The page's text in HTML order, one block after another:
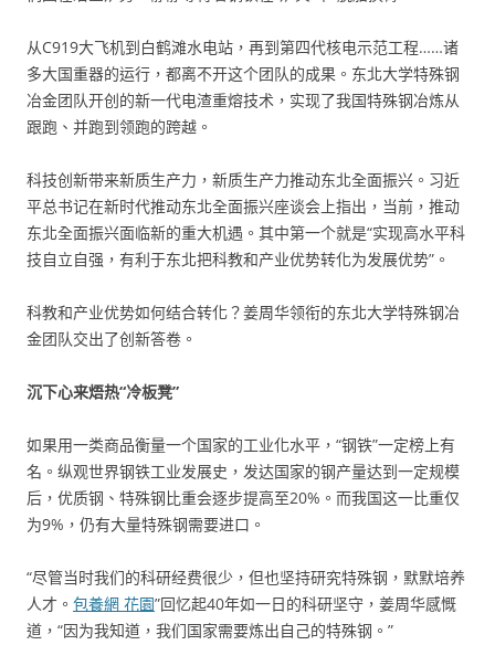
从C919大飞机到白鹤滩水电站，再到第四代核电示范工程……诸
多大国重器的运行，都离不开这个团队的成果。东北大学特殊钢
冶金团队开创的新一代电渣重熔技术，实现了我国特殊钢冶炼从
跟跑、并跑到领跑的跨越。
科技创新带来新质生产力，新质生产力推动东北全面振兴。习近
平总书记在新时代推动东北全面振兴座谈会上指出，当前，推动
东北全面振兴面临新的重大机遇。其中第一个就是“实现高水平科
技自立自强，有利于东北把科教和产业优势转化为发展优势”。
科教和产业优势如何结合转化？姜周华领衔的东北大学特殊钢冶
金团队交出了创新答卷。
沉下心来焐热“冷板凳”
如果用一类商品衡量一个国家的工业化水平，“钢铁”一定榜上有
名。纵观世界钢铁工业发展史，发达国家的钢产量达到一定规模
后，优质钢、特殊钢比重会逐步提高至20%。而我国这一比重仅
为9%，仍有大量特殊钢需要进口。
“尽管当时我们的科研经费很少，但也坚持研究特殊钢，默默培养
人才。 包養網 花園”回忆起40年如一日的科研坚守，姜周华感慨
道，“因为我知道，我们国家需要炼出自己的特殊钢。”